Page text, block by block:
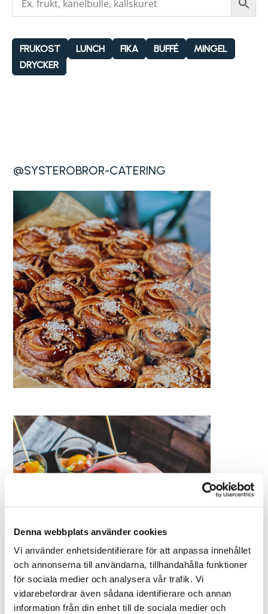
Denna webbplats använder cookies
Vi använder enhetsidentifierare för att anpassa innehållet
och annonserna till användarna, tillhandahålla funktioner
för sociala medier och analysera vår trafik. Vi
vidarebefordrar även sådana identifierare och annan
information från din enhet till de sociala medier och
FRUKOST LUNCH FIKA BUFFÉ
MINGEL
DRYCKER
@SYSTEROBROR-CATERING